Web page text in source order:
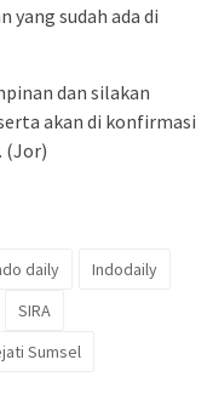
yang sudah ada di
dan silakan
akan di konfirmasi
(Jor)
daily
Indodaily
SIRA
Sumsel